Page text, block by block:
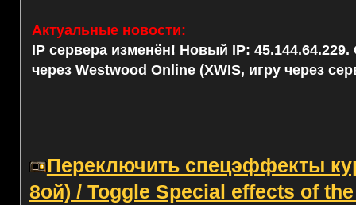
Актуальные новости:
IP сервера изменён! Новый IP: 45.144.64.229.
через Westwood Online (XWIS, игру через
Переключить спецэффекты
8ой) / Toggle Special effects of